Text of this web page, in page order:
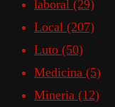
laboral (29)
Local (207)
Luto (50)
Medicina (5)
Mineria (12)